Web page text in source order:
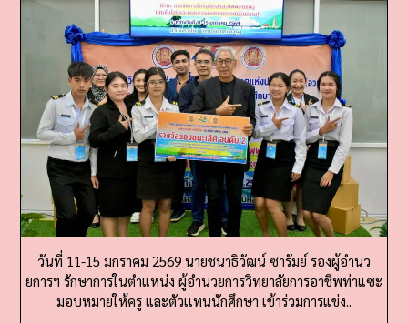
วันที่ 11-15 มกราคม 2569 นายชนาธิวัฒน์ ซารัมย์ รองผู้อำนว
ยการฯ รักษาการในตำแหน่ง ผู้อำนวยการวิทยาลัยการอาชีพท่าแซะ
มอบหมายให้ครู และตัวเเทนนักศึกษา เข้าร่วมการแข่ง..